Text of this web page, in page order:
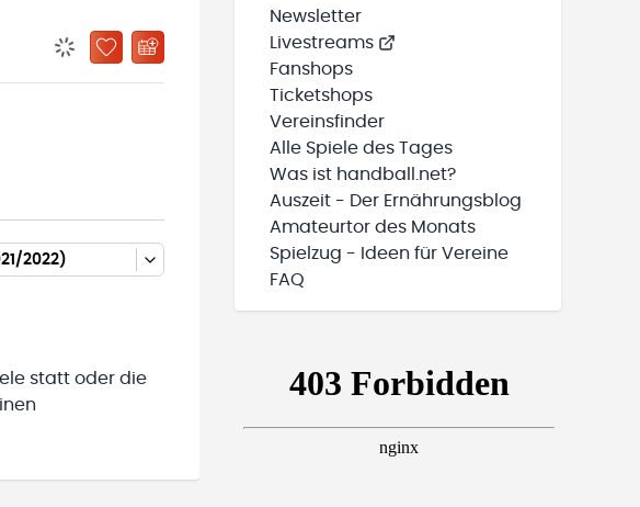
BENACHRICHTIGUNGSSTATUS WIRD GELADEN
ZU „MEINE TEAMS“ HINZUFÜGEN
2022)
statt oder die
Newsletter
Livestreams
Fanshops
Ticketshops
Vereinsfinder
Alle Spiele des Tages
Was ist handball.net?
Auszeit - Der Ernährungsblog
Amateurtor des Monats
Spielzug - Ideen für Vereine
FAQ